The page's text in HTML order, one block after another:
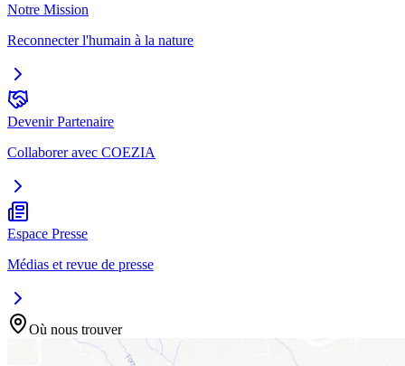
Notre Mission
Reconnecter l'humain à la nature
Devenir Partenaire
Collaborer avec COEZIA
Espace Presse
Médias et revue de presse
Où nous trouver